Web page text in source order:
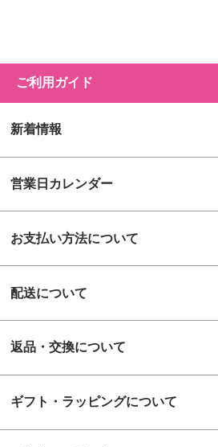
ご利用ガイド
新着情報
営業日カレンダー
お支払い方法について
配送について
返品・交換について
ギフト・ラッピングについて